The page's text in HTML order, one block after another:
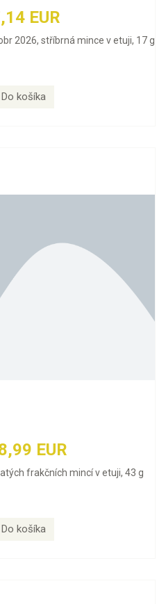
EUR
2026, stříbrná mince v etuji, 17 g
Do košíka
EUR
frakčních mincí v etuji, 43 g
Do košíka